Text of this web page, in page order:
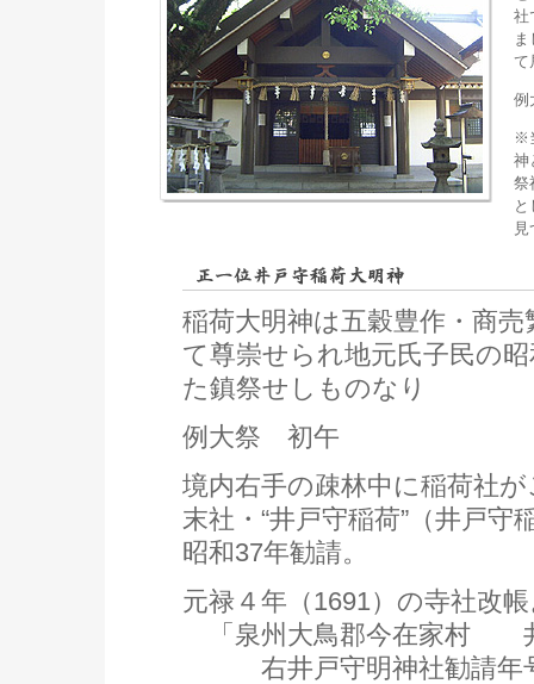
社
て
例
※
神
祭
稲荷大明神は五穀豊作・商
て尊崇せられ地元氏子民の
た鎮祭せしものなり
例大祭 初午
境内右手の疎林中に稲荷社
末社・“井戸守稲荷”（井戸守
昭和37年勧請。
元禄４年（1691）の寺社改
「泉州大鳥郡今在家村
右井戸守明神社勧請年